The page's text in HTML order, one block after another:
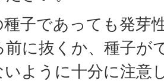
種子であっても発芽
前に抜くか、種子が
いように十分に注意